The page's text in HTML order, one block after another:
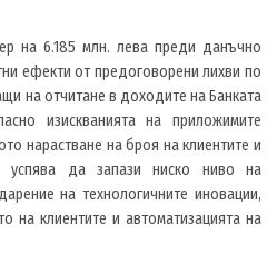
на 6.185 млн. лева преди данъчно
ефекти от предоговорени лихви по
на отчитане в доходите на Банката
изискванията на приложимите
нарастване на броя на клиентите и
успява да запази ниско ниво на
на технологичните иновации,
на клиентите и автоматизацията на